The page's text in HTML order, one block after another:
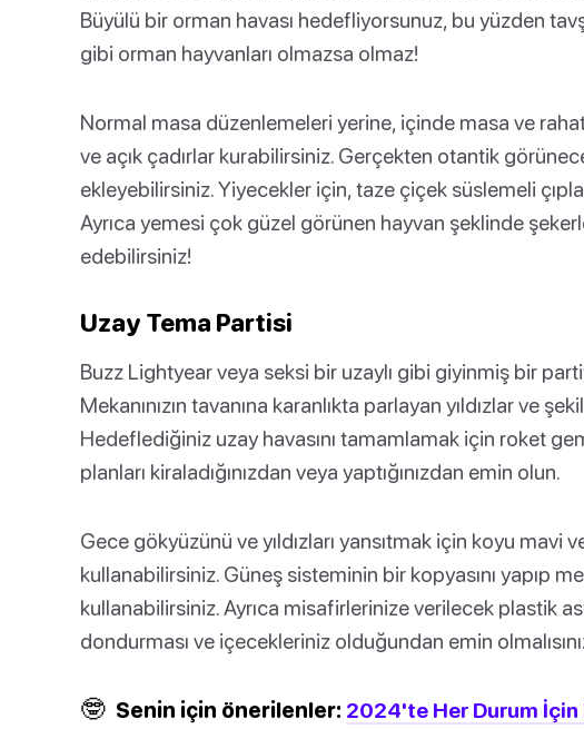
Büyülü bir orman havası hedefliyorsunuz, bu yüzden
gibi orman hayvanları olmazsa olmaz!
Normal masa düzenlemeleri yerine, içinde masa ve
ve açık çadırlar kurabilirsiniz. Gerçekten otantik
ekleyebilirsiniz. Yiyecekler için, taze çiçek süslemeli
Ayrıca yemesi çok güzel görünen hayvan şeklinde
edebilirsiniz!
Uzay Tema Partisi
Buzz Lightyear veya seksi bir uzaylı gibi giyinmiş bir
Mekanınızın tavanına karanlıkta parlayan yıldızlar ve
Hedeflediğiniz uzay havasını tamamlamak için roket
planları kiraladığınızdan veya yaptığınızdan emin olun.
Gece gökyüzünü ve yıldızları yansıtmak için koyu mavi
kullanabilirsiniz. Güneş sisteminin bir kopyasını yapıp
kullanabilirsiniz. Ayrıca misafirlerinize verilecek plastik
dondurması ve içecekleriniz olduğundan emin
🤓 Senin için önerilenler: 2024'te Her Durum İçin